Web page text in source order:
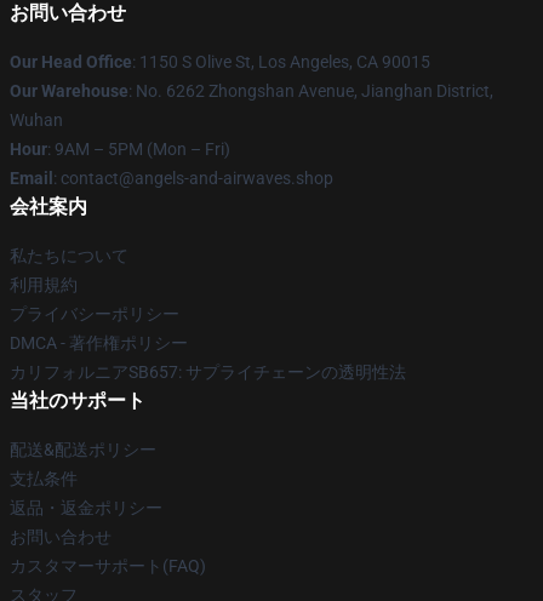
お問い合わせ
Our Head Office: 1150 S Olive St, Los Angeles, CA 90015
Our Warehouse: No. 6262 Zhongshan Avenue, Jianghan District,
Wuhan
Hour: 9AM – 5PM (Mon – Fri)
Email : contact@angels-and-airwaves.shop
会社案内
私たちについて
利用規約
プライバシーポリシー
DMCA - 著作権ポリシー
カリフォルニアSB657: サプライチェーンの透明性法
当社のサポート
配送&配送ポリシー
支払条件
返品・返金ポリシー
お問い合わせ
カスタマーサポート(FAQ)
スタッフ